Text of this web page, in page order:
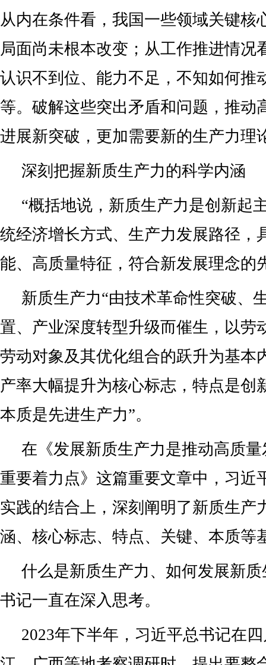
从内在条件看，我国一些领域关键核
局面尚未根本改变；从工作推进情况
认识不到位、能力不足，不知如何推
等。破解这些突出矛盾和问题，推动
进展新突破，更加需要新的生产力理
深刻把握新质生产力的科学内涵
“概括地说，新质生产力是创新起
统经济增长方式、生产力发展路径，
能、高质量特征，符合新发展理念的
新质生产力“由技术革命性突破、
置、产业深度转型升级而催生，以劳
劳动对象及其优化组合的跃升为基本
产率大幅提升为核心标志，特点是创
本质是先进生产力”。
在《发展新质生产力是推动高质
重要着力点》这篇重要文章中，习近
实践的结合上，深刻阐明了新质生产
涵、核心标志、特点、关键、本质等
什么是新质生产力、如何发展新
书记一直在深入思考。
2023年下半年，习近平总书记在